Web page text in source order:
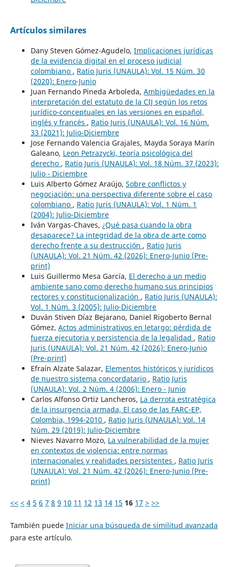
Artículos similares
Dany Steven Gómez-Agudelo, Implicaciones jurídicas
de la evidencia digital en el proceso judicial
colombiano , Ratio Juris (UNAULA): Vol. 15 Núm. 30
(2020): Enero-Junio
Juan Fernando Pineda Arboleda, Ambigüedades en la
interpretación del estatuto de la CIJ según los retos
jurídico-conceptuales en las versiones en español,
inglés y francés , Ratio Juris (UNAULA): Vol. 16 Núm.
33 (2021): Julio-Diciembre
Jose Fernando Valencia Grajales, Mayda Soraya Marín
Galeano, Leon Petrazycki, teoría psicológica del
derecho , Ratio Juris (UNAULA): Vol. 18 Núm. 37 (2023):
Julio - Diciembre
Luis Alberto Gómez Araújo, Sobre conflictos y
negociación: una perspectiva diferente sobre el caso
colombiano , Ratio Juris (UNAULA): Vol. 1 Núm. 1
(2004): Julio-Diciembre
Iván Vargas-Chaves, ¿Qué pasa cuando la obra
desaparece? La integridad de la obra de arte como
derecho frente a su destrucción , Ratio Juris
(UNAULA): Vol. 21 Núm. 42 (2026): Enero-Junio (Pre-
print)
Luis Guillermo Mesa García, El derecho a un medio
ambiente sano como derecho humano sus principios
rectores y constitucionalización , Ratio Juris (UNAULA):
Vol. 1 Núm. 3 (2005): Julio-Diciembre
Duván Stiven Díaz Bejarano, Daniel Rigoberto Bernal
Gómez, Actos administrativos en letargo: pérdida de
fuerza ejecutoria y persistencia de la legalidad , Ratio
Juris (UNAULA): Vol. 21 Núm. 42 (2026): Enero-Junio
(Pre-print)
Efraín Alzate Salazar, Elementos históricos y jurídicos
de nuestro sistema concordatario , Ratio Juris
(UNAULA): Vol. 2 Núm. 4 (2006): Enero - Junio
Carlos Alfonso Ortiz Lancheros, La derrota estratégica
de la insurgencia armada, El caso de las FARC-EP,
Colombia, 1994-2010 , Ratio Juris (UNAULA): Vol. 14
Núm. 29 (2019): Julio-Diciembre
Nieves Navarro Mozo, La vulnerabilidad de la mujer
en contextos de violencia: entre normas
internacionales y realidades persistentes , Ratio Juris
(UNAULA): Vol. 21 Núm. 42 (2026): Enero-Junio (Pre-
print)
<< < 4 5 6 7 8 9 10 11 12 13 14 15 16 17 > >>
También puede Iniciar una búsqueda de similitud avanzada
para este artículo.